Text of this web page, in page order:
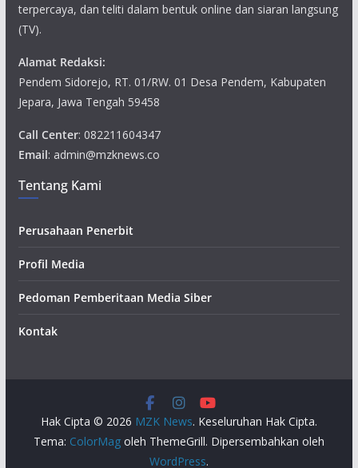
terpercaya, dan teliti dalam bentuk online dan siaran langsung
(TV).
Alamat Redaksi:
Pendem Sidorejo, RT. 01/RW. 01 Desa Pendem, Kabupaten
Jepara, Jawa Tengah 59458
Call Center: 082211604347
Email: admin@mzknews.co
Tentang Kami
Perusahaan Penerbit
Profil Media
Pedoman Pemberitaan Media Siber
Kontak
Hak Cipta © 2026 MZK News. Keseluruhan Hak Cipta.
Tema: ColorMagoleh ThemeGrill. Dipersembahkan oleh
WordPress.